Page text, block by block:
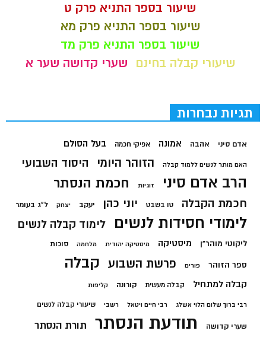
שיעור בספר התניא פרק ט
שיעור בספר התניא פרק מא
שיעור בספר התניא פרק מד
שיעורי קבלה בחינם
שערי קדושה שער א
תגיות נבחרות
אדם סיני אהבה אמונה אפיקי חכמה בעל הסולם
האם מותר לנשים ללמוד קבלה הזוהר היומי היסוד השבועי
הרב אדם סיני זוגיות חכמת הנסתר
חכמת הקבלה טו בשבט יוני כהן יעקב יצחק ל"ג בעומר
לימודי חסידות לנשים לימוד קבלה לנשים
ליקוטי מוהר"ן מיסטיקה מיסטיקה יהודית מלחמה סוכות
ספר הזוהר פורים פרשת השבוע קבלה
קבלה למתחיל קבלה מעשית קורונה קליפות
רבי ברוך שלום הלוי אשלג רבי חיים ויטאל רשבי שיעורי קבלה לנשים
שערי קדושה תודעת הנסתר תורת הנסתר